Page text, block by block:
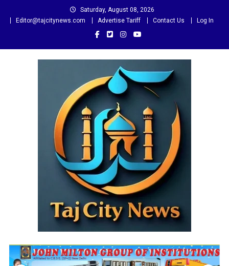
Saturday, August 08, 2026
Editor@tajcitynews.com
Advertise Tariff Contact Us Log In
Taj City News